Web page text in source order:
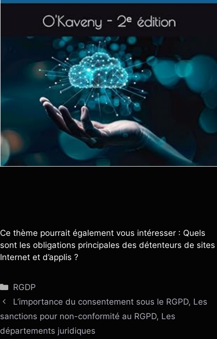
Ce thème pourrait également vous intéresser : Quels
sont les obligations principales des détenteurs de sites
Internet et d’applis ?
Catégories
RGDP
L’importance du consentement sous le RGPD, Les
sanctions pour non-conformité au RGPD, Les
départements juridiques